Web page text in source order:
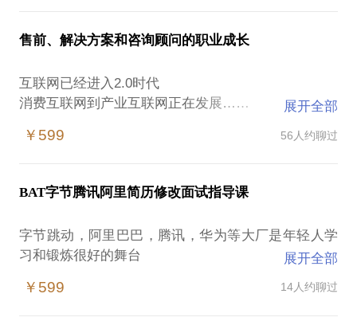
云计算，大数据，人工智能，物联网技术怎么用到方
每天写方案，教人写方案
我有一些话给你说
PS.在选择与我见面前，请把你的问题更具体化。毕
率。期待与你的交流！
如何写一份精彩的简历
如何做洞察研究
通关BAT华为所有面试
我相信可以给你一些启发
期待与你交流……
题提前发给我，方便我做更精细的准备，提升见面效
售前、解决方案和咨询顾问的职业成长
互联网已经进入2.0时代
消费互联网到产业互联网正在发展……
大量企业从销售产品转向销售解决方案和服务
BAT，华为，微软，谷歌都在卖解决方案
到底售前咨询需要什么能力，素质模型
他们收入待遇如何
作为行业咨询专家的体验什么
如何获得这些能力
展开全部
￥599 56人约聊过
BAT字节腾讯阿里简历修改面试指导课
字节跳动，阿里巴巴，腾讯，华为等大厂是年轻人学
习和锻炼很好的舞台
互联网行业的人才孵化地
展开全部
￥599 14人约聊过